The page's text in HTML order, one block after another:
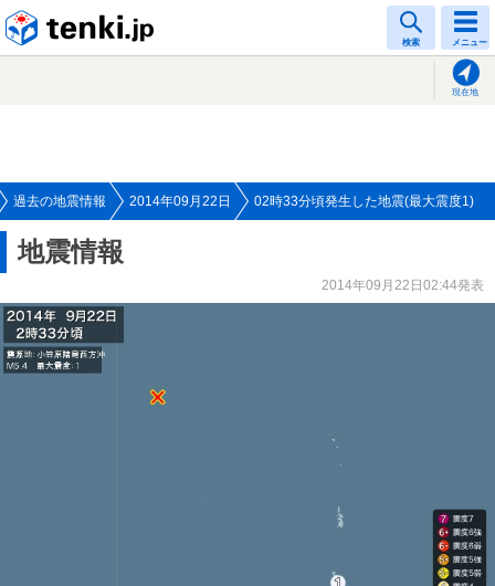
検索 メニュー
現在地
過去の地震情報 2014年09月22日 02時33分頃発生した地震(最大震度1)
地震情報
2014年09月22日02:44発表